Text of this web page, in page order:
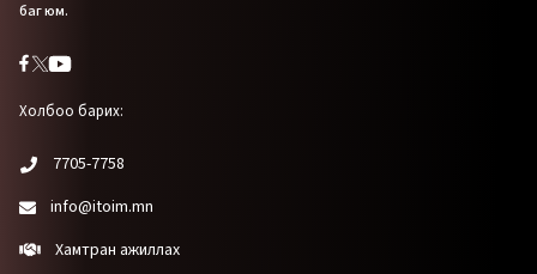
баг юм.
Холбоо барих:
7705-7758
info@itoim.mn
Хамтран ажиллах